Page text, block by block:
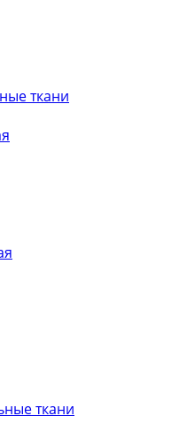
ткани
ткани